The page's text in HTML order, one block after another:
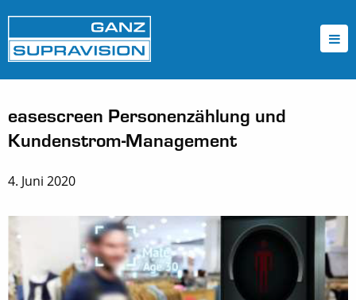
easescreen Personenzählung und
Kundenstrom-Management
4. Juni 2020